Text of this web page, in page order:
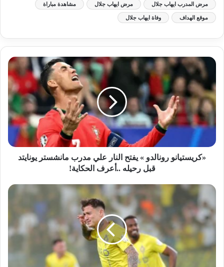
مرض المدرب ايهاب جلال مرض ايهاب جلال مشاهدة مباراة
موقع الهداف وفاة ايهاب جلال
«كريستيانو رونالدو » يفتح النار علي مدرب مانشستر يونايتد
قبل رحيله ..أعرف الحكاية!